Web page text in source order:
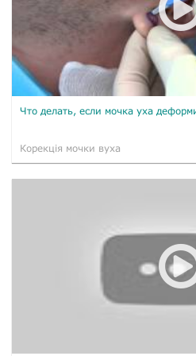
Что делать, если мочка уха
Корекція мочки вуха